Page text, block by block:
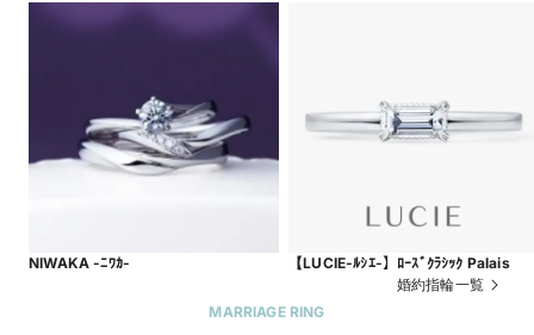
NIWAKA -ﾆﾜｶ-
【LUCIE-ﾙｼｴ-】ﾛｰｽﾞｸﾗｼｯｸ Palais
婚約指輪一覧
MARRIAGE RING